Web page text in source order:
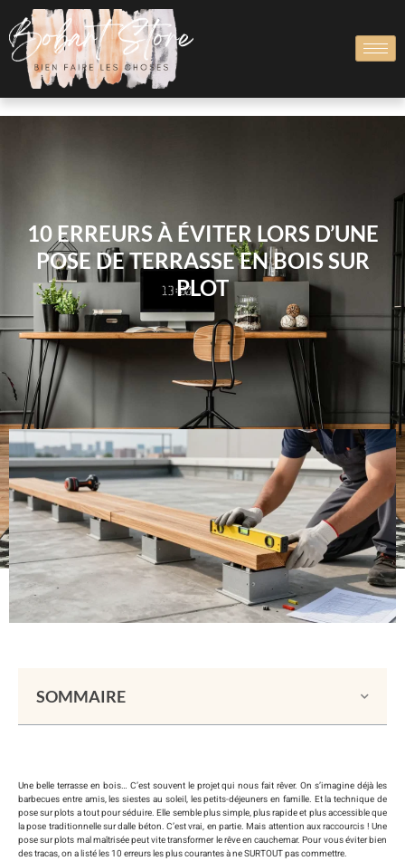
10 ERREURS À ÉVITER LORS D’UNE
POSE DE TERRASSE EN BOIS SUR
PLOT
SOMMAIRE
Une belle terrasse en bois… C’est souvent le projet qui nous fait rêver. On s’imagine déjà les
barbecues entre amis, les siestes au soleil, les petits-déjeuners en famille. Et la technique de
pose sur plots a tout pour séduire. Elle semble plus simple, plus rapide et plus accessible que
la pose traditionnelle sur dalle béton. C’est vrai, en partie. Mais attention aux raccourcis ! Une
pose sur plots mal maîtrisée peut vite transformer le rêve en cauchemar. Pour vous éviter bien
des tracas, on a listé les 10 erreurs les plus courantes à ne SURTOUT pas commettre.